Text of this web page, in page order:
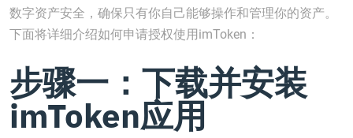
数字资产安全，确保只有你自己能够操作和管理你的资产。
下面将详细介绍如何申请授权使用imToken：
步骤一：下载并安装
imToken应用